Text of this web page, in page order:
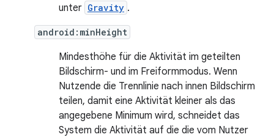
unter Gravity .
android:minHeight
Mindesthöhe für die Aktivität im geteilten
Bildschirm- und im Freiformmodus. Wenn
Nutzende die Trennlinie nach innen Bildschirm
teilen, damit eine Aktivität kleiner als das
angegebene Minimum wird, schneidet das
System die Aktivität auf die die vom Nutzer